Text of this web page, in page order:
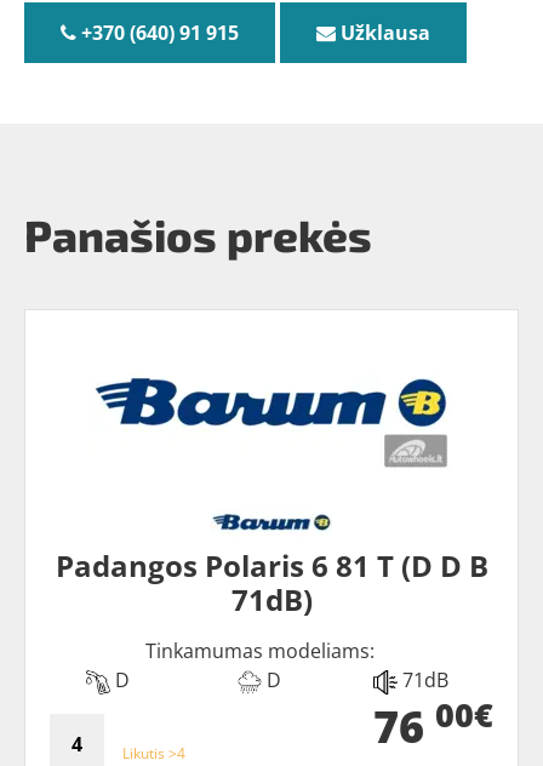
+370 (640) 91 915 Užklausa
Panašios prekės
Padangos Polaris 6 81 T (D D B
71dB)
Tinkamumas modeliams:
D
D 71dB
Likutis >4 76 00€